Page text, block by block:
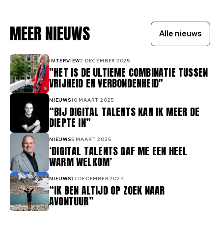
MEER NIEUWS Alle nieuws
"HET IS DE ULTIEME COMBINATIE TUSSEN
VRIJHEID EN VERBONDENHEID"
INTERVIEW2 DECEMBER 2025
“BIJ DIGITAL TALENTS KAN IK MEER DE
DIEPTE IN”
NIEUWS10 MAART 2025
‘DIGITAL TALENTS GAF ME EEN HEEL
WARM WELKOM’
NIEUWS5 MAART 2025
“IK BEN ALTIJD OP ZOEK NAAR
AVONTUUR”
NIEUWS17 DECEMBER 2024